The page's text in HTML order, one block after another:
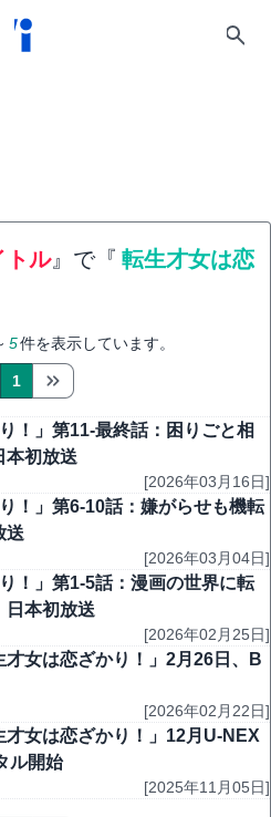
トル』で『 転生才女は恋
5件を表示しています。
1
！」第11-最終話：困りごと相
本初放送
[2026年03月16日]
！」第6-10話：嫌がらせも機転
送
[2026年03月04日]
！」第1-5話：漫画の世界に転
日本初放送
[2026年02月25日]
女は恋ざかり！」2月26日、B
[2026年02月22日]
女は恋ざかり！」12月U-NEX
ル開始
[2025年11月05日]